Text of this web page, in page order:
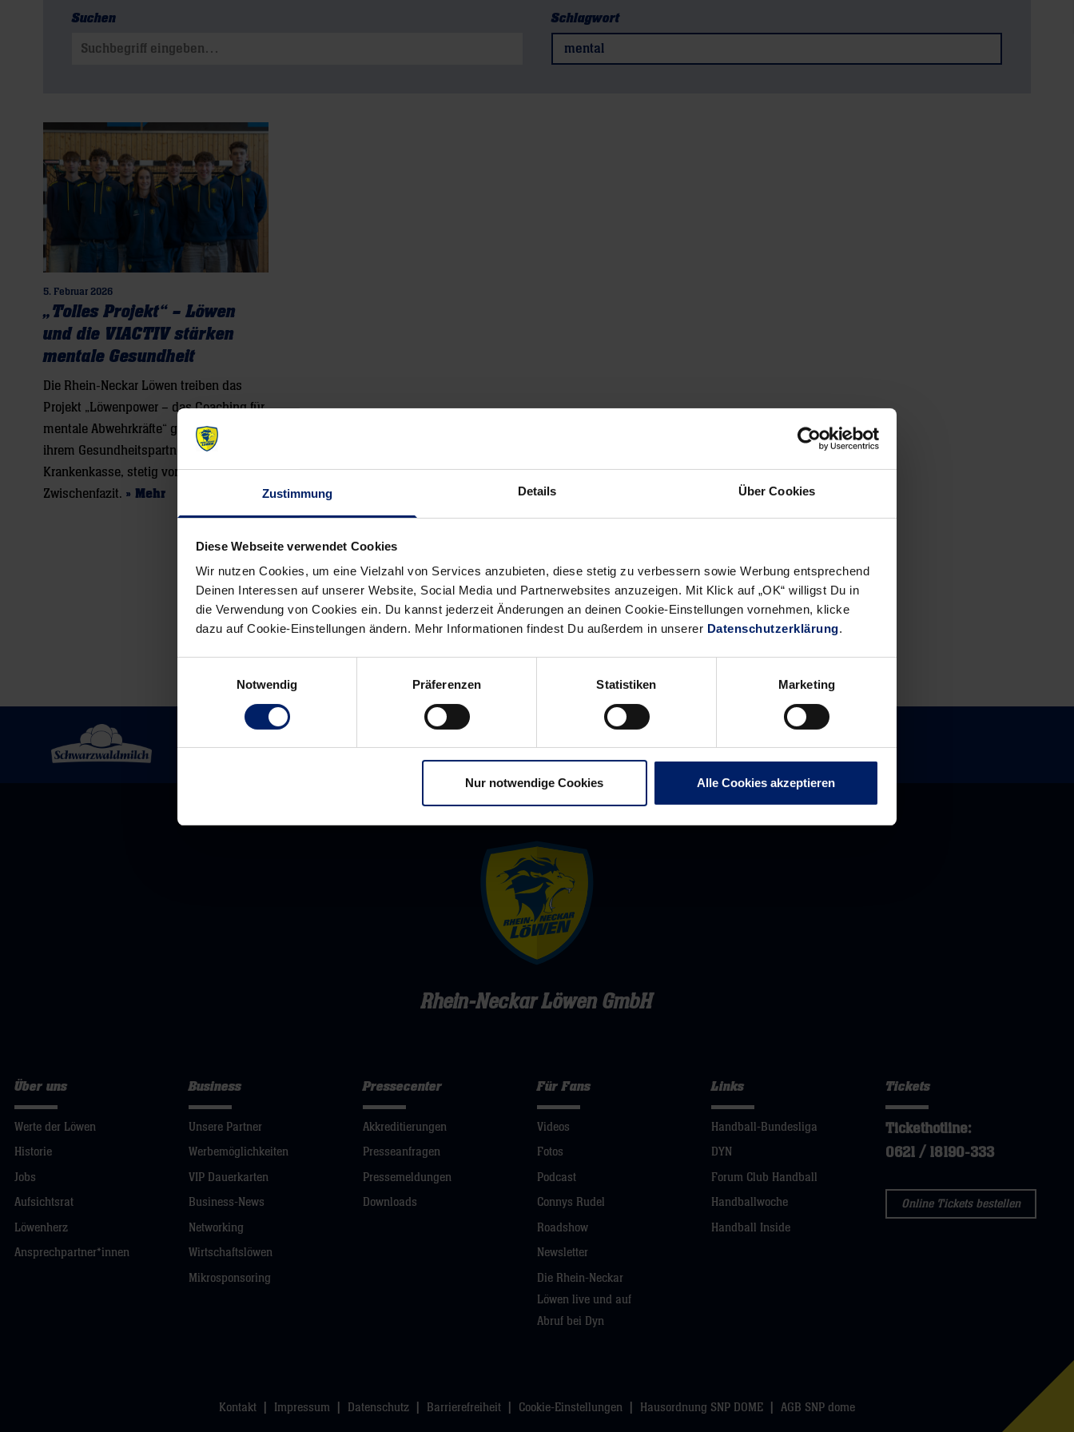
Zustimmung Details Über Cookies
Diese Webseite verwendet Cookies
Wir nutzen Cookies, um eine Vielzahl von Services anzubieten, diese stetig zu verbessern sowie Werbung entsprechend
Deinen Interessen auf unserer Website, Social Media und Partnerwebsites anzuzeigen. Mit Klick auf „OK“ willigst Du in
die Verwendung von Cookies ein. Du kannst jederzeit Änderungen an deinen Cookie-Einstellungen vornehmen, klicke
dazu auf Cookie-Einstellungen ändern. Mehr Informationen findest Du außerdem in unserer Datenschutzerklärung.
Notwendig
Präferenzen Statistiken Marketing
Nur notwendige Cookies Alle Cookies akzeptieren
Suchen
Suchen nach:
Schlagwort
mental
5. Februar 2026
„Tolles Projekt“ – Löwen
und die VIACTIV stärken
mentale Gesundheit
Die Rhein-Neckar Löwen treiben das
Projekt „Löwenpower – das Coaching für
mentale Abwehrkräfte“ gemeinsam mit
ihrem Gesundheitspartner, der VIACTIV
Krankenkasse, stetig voran – ein
Zwischenfazit. » Mehr
Rhein-Neckar Löwen GmbH
Über uns
Werte der Löwen
Historie
Jobs
Aufsichtsrat
Löwenherz
Ansprechpartner*innen
Business
Unsere Partner
Werbemöglichkeiten
VIP Dauerkarten
Business-News
Networking
Wirtschaftslöwen
Mikrosponsoring
Pressecenter
Akkreditierungen
Presseanfragen
Pressemeldungen
Downloads
Für Fans
Videos
Fotos
Podcast
Connys Rudel
Roadshow
Newsletter
Die Rhein-Neckar
Löwen live und auf
Abruf bei Dyn
Links
Handball-Bundesliga
DYN
Forum Club Handball
Handballwoche
Handball Inside
Tickets
Tickethotline:
0621 / 18190-333
Online Tickets bestellen
Kontakt Impressum Datenschutz Barrierefreiheit Cookie-Einstellungen Hausordnung SNP DOME AGB SNP dome